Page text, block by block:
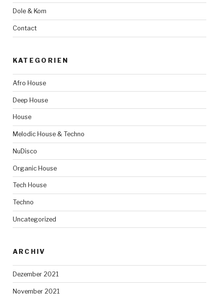
Dole & Kom
Contact
KATEGORIEN
Afro House
Deep House
House
Melodic House & Techno
NuDisco
Organic House
Tech House
Techno
Uncategorized
ARCHIV
Dezember 2021
November 2021